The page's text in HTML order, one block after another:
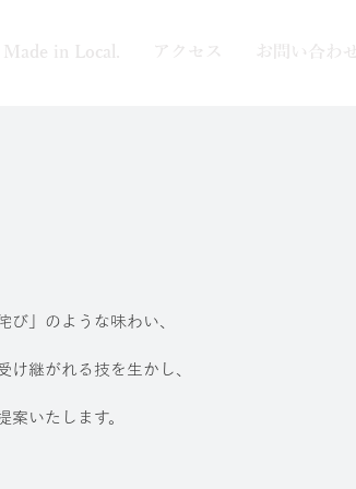
Made in Local. アクセス お問い合わ
」のような味わい、
継がれる技を生かし、
いたします。